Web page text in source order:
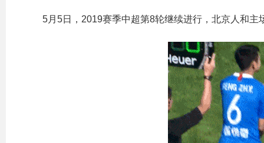
5月5日，2019赛季中超第8轮继续进行，北京人和主